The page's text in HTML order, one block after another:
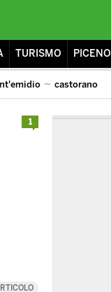
TURISMO PICENO
castorano
1